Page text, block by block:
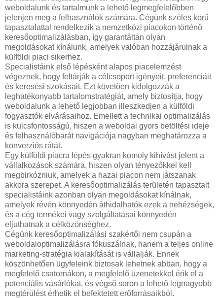
weboldalunk és tartalmunk a lehető legmegfelelőbben
jelenjen meg a felhasználók számára. Cégünk széles körű
tapasztalattal rendelkezik a nemzetközi piacokon történő
keresőoptimalizálásban, így garantáltan olyan
megoldásokat kínálunk, amelyek valóban hozzájárulnak a
külföldi piaci sikerhez.
Specialistáink első lépésként alapos piacelemzést
végeznek, hogy feltárják a célcsoport igényeit, preferenciáit
és keresési szokásait. Ezt követően kidolgozzák a
leghatékonyabb tartalomstratégiát, amely biztosítja, hogy
weboldalunk a lehető legjobban illeszkedjen a külföldi
fogyasztók elvárásaihoz. Emellett a technikai optimalizálás
is kulcsfontosságú, hiszen a weboldal gyors betöltési ideje
és felhasználóbarát navigációja nagyban meghatározza a
konverziós rátát.
Egy külföldi piacra lépés gyakran komoly kihívást jelent a
vállalkozások számára, hiszen olyan tényezőkkel kell
megbirkózniuk, amelyek a hazai piacon nem játszanak
akkora szerepet. A keresőoptimalizálás területén tapasztalt
specialistáink azonban olyan megoldásokat kínálnak,
amelyek révén könnyedén áthidalhatók ezek a nehézségek,
és a cég termékei vagy szolgáltatásai könnyedén
eljuthatnak a célközönséghez.
Cégünk keresőoptimalizálási szakértői nem csupán a
weboldaloptimalizálásra fókuszálnak, hanem a teljes online
marketing-stratégia kialakítását is vállalják. Ennek
köszönhetően ügyfeleink biztosak lehetnek abban, hogy a
megfelelő csatornákon, a megfelelő üzenetekkel érik el a
potenciális vásárlókat, és végső soron a lehető legnagyobb
megtérülést érhetik el befektetett erőforrásaikból.